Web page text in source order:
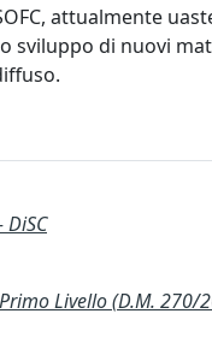
attualmente
sviluppo di nuovi
Primo Livello (D.M. 270/